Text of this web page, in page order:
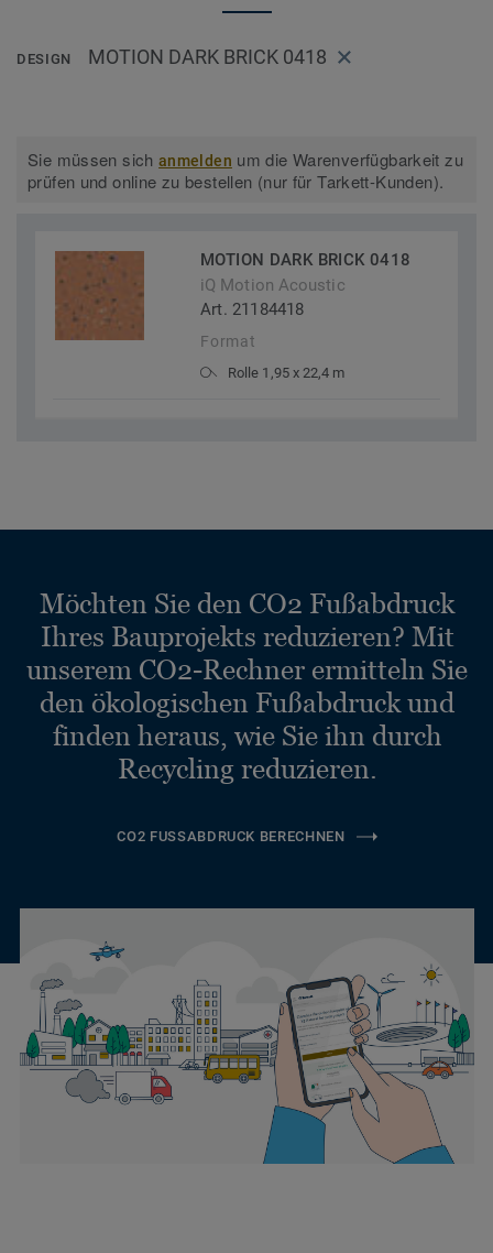
DESIGN MOTION DARK BRICK 0418
Sie müssen sichanmelden um die Warenverfügbarkeit zu
prüfen und online zu bestellen (nur für Tarkett-Kunden).
MOTION DARK BRICK 0418
iQ Motion Acoustic
Art. 21184418
Format
Rolle 1,95 x 22,4 m
Möchten Sie den CO2 Fußabdruck
Ihres Bauprojekts reduzieren? Mit
unserem CO2-Rechner ermitteln Sie
den ökologischen Fußabdruck und
finden heraus, wie Sie ihn durch
Recycling reduzieren.
CO2 FUSSABDRUCK BERECHNEN